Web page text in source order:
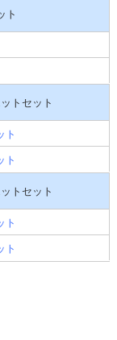
ト
トセット
ト
ト
トセット
ト
ト